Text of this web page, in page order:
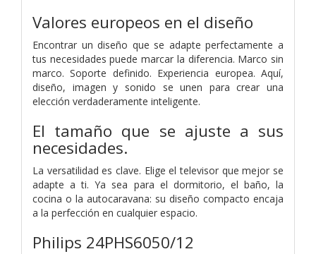
Valores europeos en el diseño
Encontrar un diseño que se adapte perfectamente a
tus necesidades puede marcar la diferencia. Marco sin
marco. Soporte definido. Experiencia europea. Aquí,
diseño, imagen y sonido se unen para crear una
elección verdaderamente inteligente.
El tamaño que se ajuste a sus
necesidades.
La versatilidad es clave. Elige el televisor que mejor se
adapte a ti. Ya sea para el dormitorio, el baño, la
cocina o la autocaravana: su diseño compacto encaja
a la perfección en cualquier espacio.
Philips 24PHS6050/12